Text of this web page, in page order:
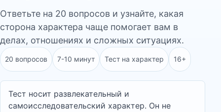
Ответьте на 20 вопросов и узнайте, какая
сторона характера чаще помогает вам в
делах, отношениях и сложных ситуациях.
20 вопросов 7-10 минут Тест на характер 16+
Тест носит развлекательный и
самоисследовательский характер. Он не